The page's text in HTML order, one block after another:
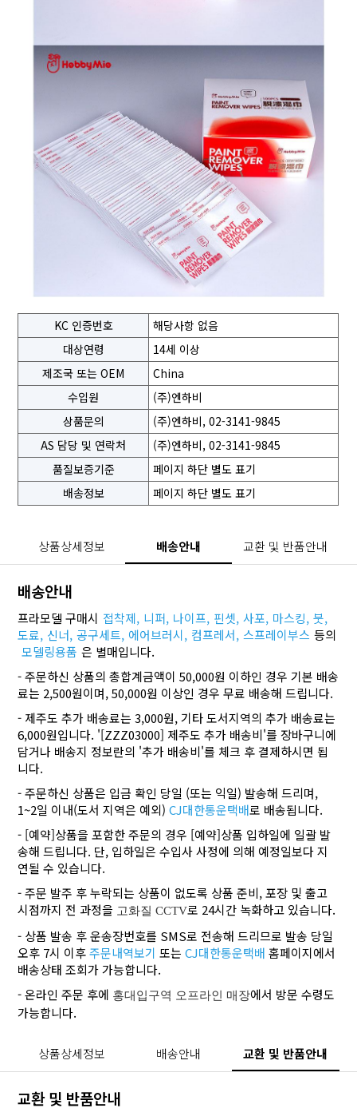
KC 인증번호
해당사항 없음
대상연령
14세 이상
제조국 또는 OEM
China
수입원
(주)엔하비
상품문의
(주)엔하비, 02-3141-9845
AS 담당 및 연락처
(주)엔하비, 02-3141-9845
품질보증기준
페이지 하단 별도 표기
배송정보
페이지 하단 별도 표기
상품상세정보 배송안내 교환 및 반품안내
배송안내
프라모델 구매시 접착제, 니퍼, 나이프, 핀셋, 사포, 마스킹, 붓,
도료, 신너, 공구세트, 에어브러시, 컴프레서, 스프레이부스 등의
모델링용품 은 별매입니다.
- 주문하신 상품의 총합계금액이 50,000원 이하인 경우 기본 배송
료는 2,500원이며, 50,000원 이상인 경우 무료 배송해 드립니다.
- 제주도 추가 배송료는 3,000원, 기타 도서지역의 추가 배송료는
6,000원입니다. '[ZZZ03000] 제주도 추가 배송비'를 장바구니에
담거나 배송지 정보란의 '추가 배송비'를 체크 후 결제하시면 됩
니다.
- 주문하신 상품은 입금 확인 당일 (또는 익일) 발송해 드리며,
1~2일 이내(도서 지역은 예외)CJ대한통운택배로 배송됩니다.
- [예약]상품을 포함한 주문의 경우 [예약]상품 입하일에 일괄 발
송해 드립니다. 단, 입하일은 수입사 사정에 의해 예정일보다 지
연될 수 있습니다.
- 주문 발주 후 누락되는 상품이 없도록 상품 준비, 포장 및 출고
시점까지 전 과정을 고화질 CCTV로 24시간 녹화하고 있습니다.
- 상품 발송 후 운송장번호를 SMS로 전송해 드리므로 발송 당일
오후 7시 이후주문내역보기 또는CJ대한통운택배 홈페이지에서
배송상태 조회가 가능합니다.
- 온라인 주문 후에 홍대입구역 오프라인 매장에서 방문 수령도
가능합니다.
상품상세정보 배송안내 교환 및 반품안내
교환 및 반품안내